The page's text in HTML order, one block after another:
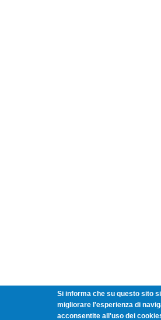
Si informa che su questo sito
migliorare l'esperienza di
acconsentite all'uso dei